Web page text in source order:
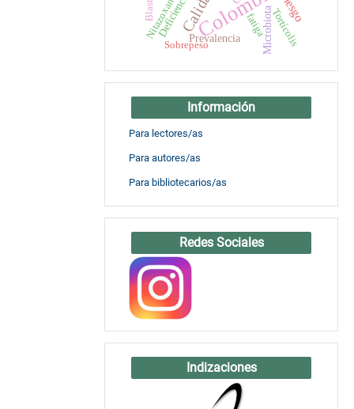
Microbiota
Prevalencia
Deficiencia fatiga
Nitazoxanida Tortícolis
Sobrepeso
Información
Para lectores/as
Para autores/as
Para bibliotecarios/as
Redes Sociales
Indizaciones